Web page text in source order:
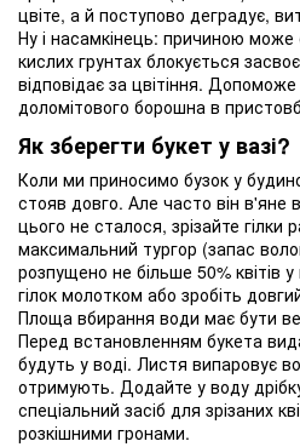
цвіте, а й поступово деградує,
Ну і насамкінець: причиною
кислих грунтах блокується
відповідає за цвітіння.
доломітового борошна в
Як зберегти букет у вазі?
Коли ми приносимо бузок у
стояв довго. Але часто він в'яне
цього не сталося, зрізайте гілки
максимальний тургор (запас
розпущено не більше 50% квітів у
гілок молотком або зробіть
Площа вбирання води має бути
Перед встановленням букета
будуть у воді. Листя випаровує
отримують. Додайте у воду
спеціальний засіб для зрізаних
розкішними гронами.